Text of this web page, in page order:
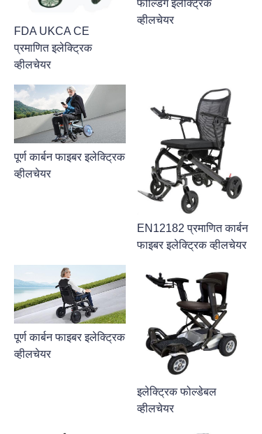
FDA UKCA CE
प्रमाणित इलेक्ट्रिक
व्हीलचेयर
फोल्डिंग इलेक्ट्रिक
व्हीलचेयर
पूर्ण कार्बन फाइबर इलेक्ट्रिक
व्हीलचेयर
EN12182 प्रमाणित कार्बन
फाइबर इलेक्ट्रिक व्हीलचेयर
पूर्ण कार्बन फाइबर इलेक्ट्रिक
व्हीलचेयर
इलेक्ट्रिक फोल्डेबल
व्हीलचेयर